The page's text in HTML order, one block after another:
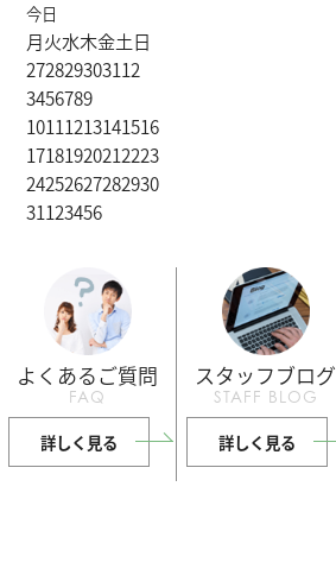
今日
月火水木金土日
272829303112
3456789
10111213141516
17181920212223
24252627282930
31123456
よくあるご質問
FAQ
詳しく見る
スタッフブログ
STAFF BLOG
詳しく見る